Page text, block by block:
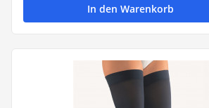
In den Warenkorb